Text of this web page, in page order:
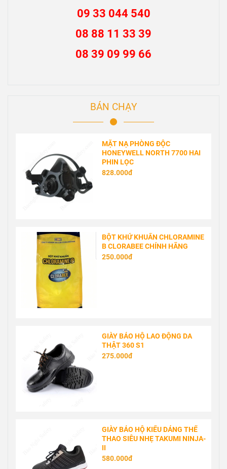
09 33 044 540
08 88 11 33 39
08 39 09 99 66
BÁN CHẠY
MẶT NẠ PHÒNG ĐỘC
HONEYWELL NORTH 7700 HAI
PHIN LỌC
828.000đ
BỘT KHỬ KHUẨN CHLORAMINE
B CLORABEE CHÍNH HÃNG
250.000đ
GIÀY BẢO HỘ LAO ĐỘNG DA
THẬT 360 S1
275.000đ
GIÀY BẢO HỘ KIỂU DÁNG THỂ
THAO SIÊU NHẸ TAKUMI NINJA-
II
580.000đ